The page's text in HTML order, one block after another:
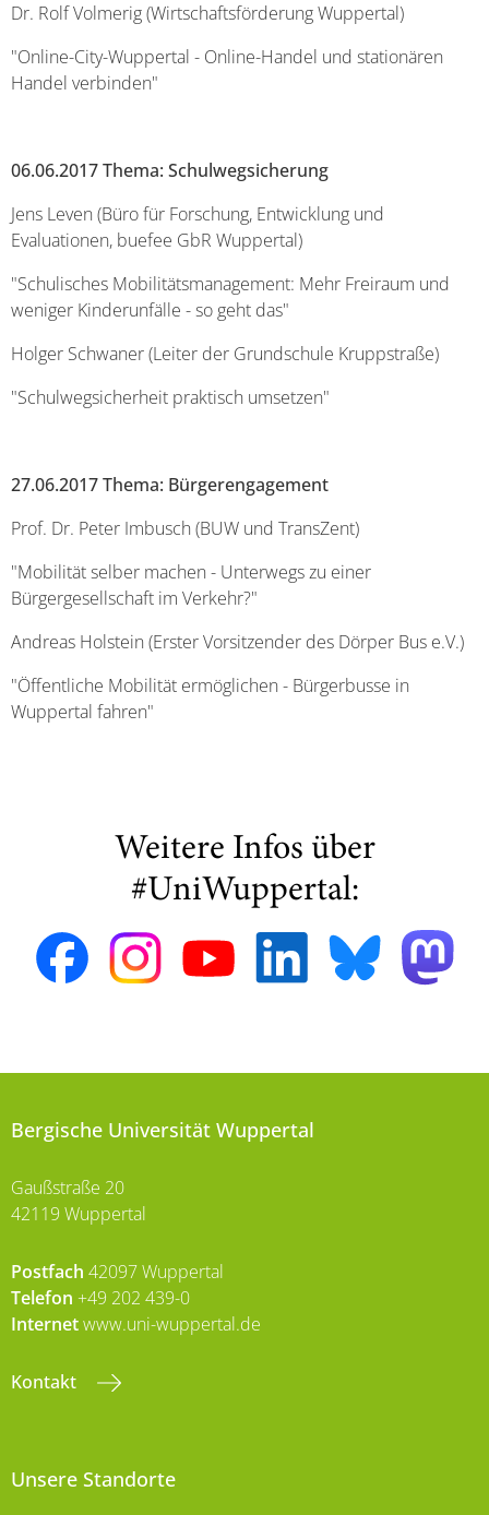
Dr. Rolf Volmerig (Wirtschaftsförderung Wuppertal)
"Online-City-Wuppertal - Online-Handel und stationären
Handel verbinden"
06.06.2017 Thema: Schulwegsicherung
Jens Leven (Büro für Forschung, Entwicklung und
Evaluationen, buefee GbR Wuppertal)
"Schulisches Mobilitätsmanagement: Mehr Freiraum und
weniger Kinderunfälle - so geht das"
Holger Schwaner (Leiter der Grundschule Kruppstraße)
"Schulwegsicherheit praktisch umsetzen"
27.06.2017 Thema: Bürgerengagement
Prof. Dr. Peter Imbusch (BUW und TransZent)
"Mobilität selber machen - Unterwegs zu einer
Bürgergesellschaft im Verkehr?"
Andreas Holstein (Erster Vorsitzender des Dörper Bus e.V.)
"Öffentliche Mobilität ermöglichen - Bürgerbusse in
Wuppertal fahren"
Weitere Infos über
#UniWuppertal:
Bergische Universität Wuppertal
Gaußstraße 20
42119 Wuppertal
Postfach 42097 Wuppertal
Telefon +49 202 439-0
Internetwww.uni-wuppertal.de
Kontakt
Unsere Standorte